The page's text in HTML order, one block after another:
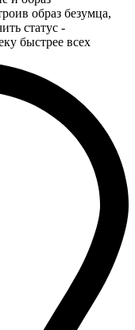
образ безумца,
статус -
быстрее всех